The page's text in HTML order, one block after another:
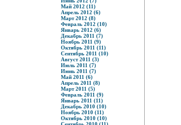
Май 2012 (11)
Апрель 2012 (6)
Март 2012 (8)
Февраль 2012 (10)
Январь 2012 (6)
Декабрь 2011 (7)
Ноябрь 2011 (9)
Октябрь 2011 (11)
Сентябрь 2011 (10)
Август 2011 (3)
Июль 2011 (7)
Июнь 2011 (7)
Май 2011 (6)
Апрель 2011 (8)
Март 2011 (5)
Февраль 2011 (9)
Январь 2011 (11)
Декабрь 2010 (10)
Ноябрь 2010 (11)
Октябрь 2010 (10)